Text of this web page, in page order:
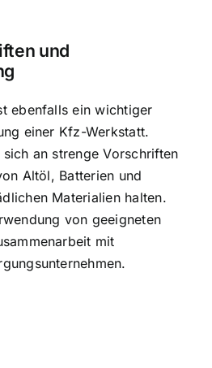
und
ebenfalls ein wichtiger
einer Kfz-Werkstatt.
an strenge Vorschriften
Altöl, Batterien und
Materialien halten.
von geeigneten
mit